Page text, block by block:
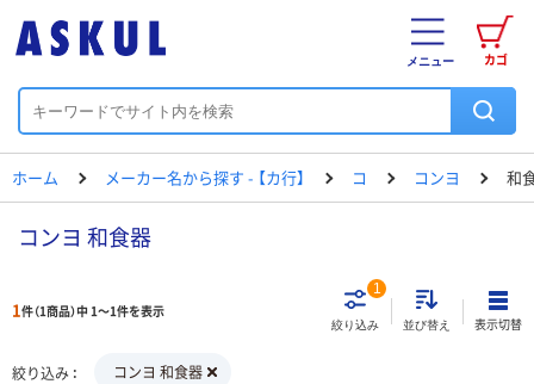
カゴ
メニュー
ホーム メーカー名から探す - 【カ行】 コ コンヨ 和
コンヨ 和食器
1件（1商品）中 1～1件を表示
絞り込み
1
並び替え 表示切替
絞り込み コンヨ 和食器